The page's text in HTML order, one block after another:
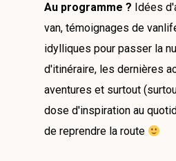
Au programme ? Idées
van, témoignages de
idylliques pour passer la
d'itinéraire, les dernières
aventures et surtout
dose d'inspiration au
de reprendre la route